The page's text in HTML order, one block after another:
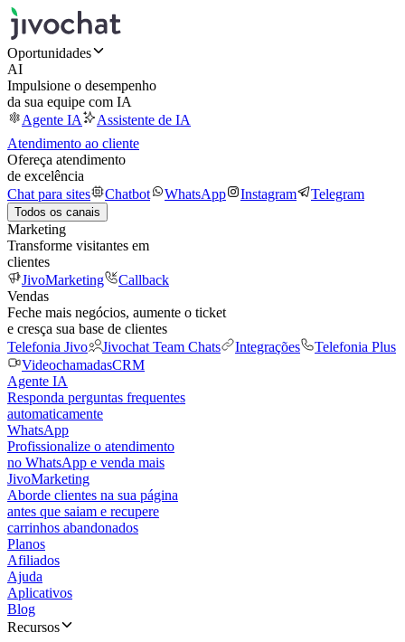
Oportunidades
AI
Impulsione o desempenho
da sua equipe com IA
Agente IA
Assistente de IA
Atendimento ao cliente
Ofereça atendimento
de excelência
Chat para sites
Chatbot WhatsApp Instagram Telegram
Todos os canais
Marketing
Transforme visitantes em
clientes
JivoMarketing
Callback
Vendas
Feche mais negócios, aumente o ticket
e cresça sua base de clientes
Telefonia Jivo
Jivochat Team Chats Integrações
Telefonia Plus
VideochamadasCRM
Agente IA
Responda perguntas frequentes
automaticamente
WhatsApp
Profissionalize o atendimento
no WhatsApp e venda mais
JivoMarketing
Aborde clientes na sua página
antes que saiam e recupere
carrinhos abandonados
Planos
Afiliados
Ajuda
Aplicativos
Blog
Recursos